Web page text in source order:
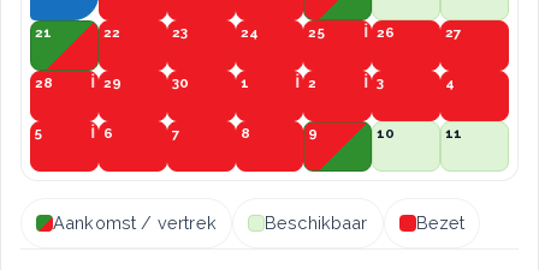
21 22 23 24 25 26 27
28 29 30 1 2 3 4
5 6 7 8 9 10 11
Aankomst / vertrek Beschikbaar Bezet